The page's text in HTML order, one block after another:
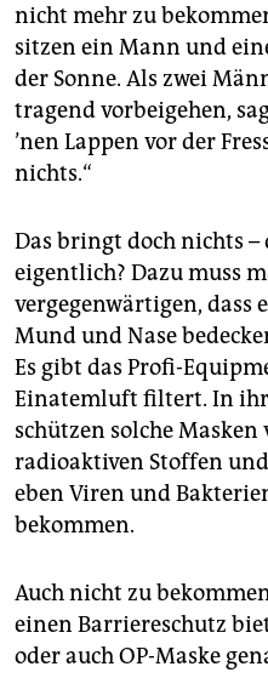
nicht mehr zu
sitzen ein Mann und
der Sonne. Als zwei
tragend vorbeigehen,
’nen Lappen vor der
nichts.“
Das bringt doch nichts –
eigentlich? Dazu muss
vergegenwärtigen, dass
Mund und Nase
Es gibt das Profi-
Einatemluft filtert. In
schützen solche
radioaktiven Stoffen
eben Viren und
bekommen.
Auch nicht zu
einen Barriereschutz
oder auch OP-Maske